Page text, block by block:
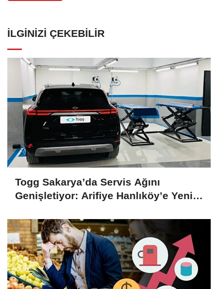
İLGINIZI ÇEKEBILIR
Togg Sakarya’da Servis Ağını
Genişletiyor: Arifiye Hanlıköy’e Yeni